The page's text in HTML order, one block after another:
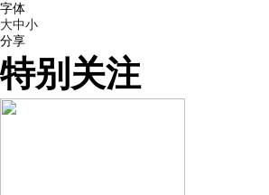
字体
大中小
分享
特别关注